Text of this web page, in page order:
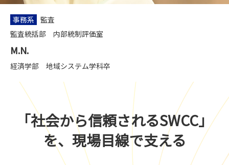
事務系
監査
監査統括部 内部統制評価室
M.N.
経済学部 地域システム学科卒
「社会から信頼されるSWCC」
を、 現場目線で支える